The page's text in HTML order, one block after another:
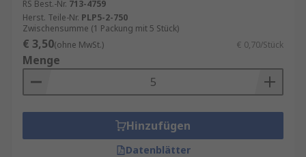
RS Best.-Nr. 713-4759
Herst. Teile-Nr. PLP5-2-750
Zwischensumme (1 Packung mit 5 Stück)
€ 3,50(ohne MwSt.) € 0,70/Stück
Menge
Hinzufügen
Datenblätter